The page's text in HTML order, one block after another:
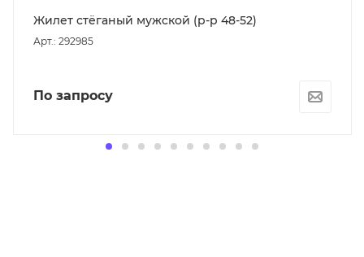
Жилет стёганый мужской (р-р 48-52)
Арт.: 292985
По запросу